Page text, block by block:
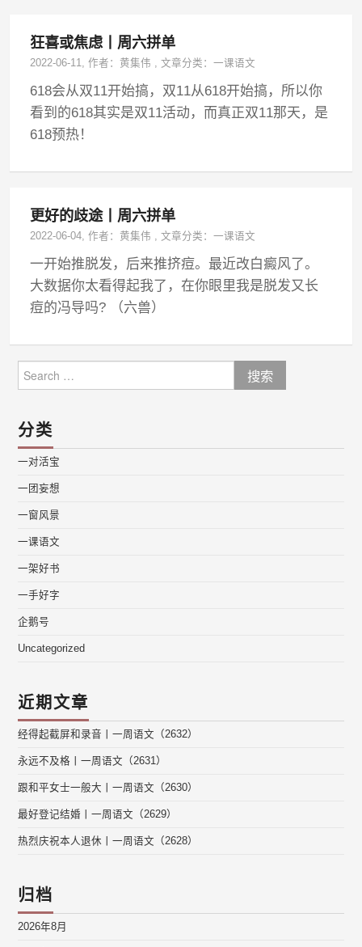
狂喜或焦虑丨周六拼单
2022-06-11, 作者：黄集伟 ,文章分类：一课语文
618会从双11开始搞，双11从618开始搞，所以你
看到的618其实是双11活动，而真正双11那天，是
618预热！
更好的歧途丨周六拼单
2022-06-04, 作者：黄集伟 ,文章分类：一课语文
一开始推脱发，后来推挤痘。最近改白癜风了。
大数据你太看得起我了，在你眼里我是脱发又长
痘的冯导吗? ​​​​（六兽）
for:
分类
一对活宝
一团妄想
一窗风景
一课语文
一架好书
一手好字
企鹅号
Uncategorized
近期文章
经得起截屏和录音丨一周语文（2632）
永远不及格丨一周语文（2631）
跟和平女士一般大丨一周语文（2630）
最好登记结婚丨一周语文（2629）
热烈庆祝本人退休丨一周语文（2628）
归档
2026年8月